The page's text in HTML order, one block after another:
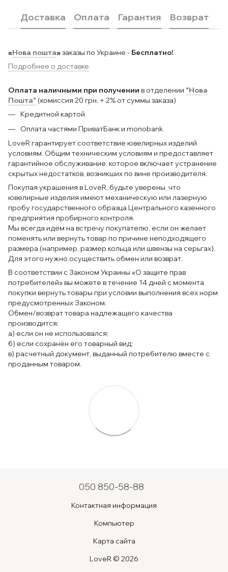
Доставка Оплата Гарантия Возврат
«Нова пошта»заказы по Украине - Бесплатно!
Подробнее о доставке
Оплата наличными при получении в отделении "Нова
Пошта" (комиссия 20 грн. + 2% от суммы заказа)
Кредитной картой
Оплата частями ПриватБанк и monobank
LoveR гарантирует соответствие ювелирных изделий
условиям. Общим техническим условиям и предоставляет
гарантийное обслуживание, которое включает устранение
скрытых недостатков, возникших по вине производителя.
Покупая украшения в LoveR, будьте уверены, что
ювелирные изделия имеют механическую или лазерную
пробу государственного образца Центрального казенного
предприятия пробирного контроля.
Мы всегда идём на встречу покупателю, если он желает
поменять или вернуть товар по причине неподходящего
размера (например, размер кольца или швензы на серьгах).
Для этого нужно осуществить обмен или возврат.
В соответствии с Законом Украины «О защите прав
потребителей» вы можете в течение 14 дней с момента
покупки вернуть товары при условии выполнения всех норм
предусмотренных Законом.
Обмен/возврат товара надлежащего качества
производится:
а) если он не использовался;
б) если сохранён его товарный вид;
в) расчетный документ, выданный потребителю вместе с
проданным товаром.
050 850-58-88
Контактная информация
Компьютер
Карта сайта
LoveR © 2026